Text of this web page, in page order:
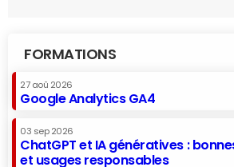
FORMATIONS
27 aoû 2026
Google Analytics GA4
03 sep 2026
ChatGPT et IA génératives :
et usages responsables